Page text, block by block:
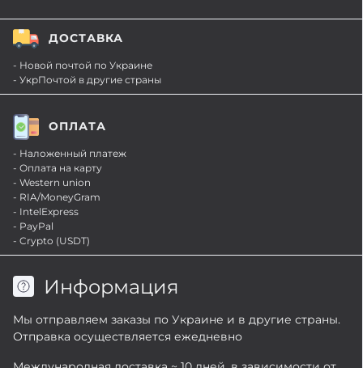
ДОСТАВКА
- Новой почтой по Украине
- УкрПочтой в другие страны
ОПЛАТА
- Наложенный платеж
- Оплата на карту
- Western union
- RIA/MoneyGram
- IntelExpress
- PayPal
- Crypto (USDT)
Информация
Мы отправляем заказы по Украине и в другие страны.
Отправка осуществляется ежедневно